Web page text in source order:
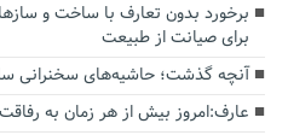
برخورد بدون تعارف با ساخت‌ و
برای صیانت از طبیعت
آنچه گذشت؛ حاشیه‌های سخنرانی
عارف:امروز بیش از هر زمان به